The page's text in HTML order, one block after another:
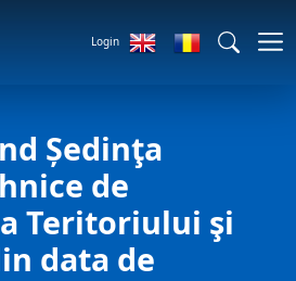
Login
Ședinţa
de
Teritoriului şi
data de